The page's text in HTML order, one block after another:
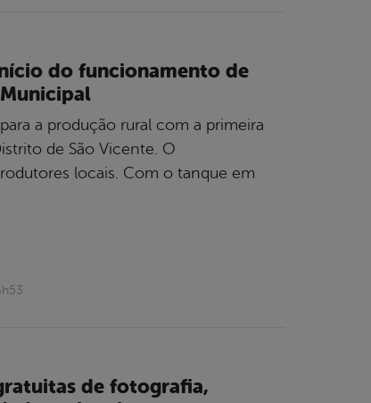
do funcionamento de
a produção rural com a primeira
de São Vicente. O
locais. Com o tanque em
de fotografia,